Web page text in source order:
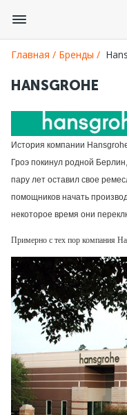
Главная / Бренды /
HANSGROHE
История компании
Гроэ покинул родной
пару лет оставил свое
помощников начать
некоторое время они
Примерно с тех пор компания